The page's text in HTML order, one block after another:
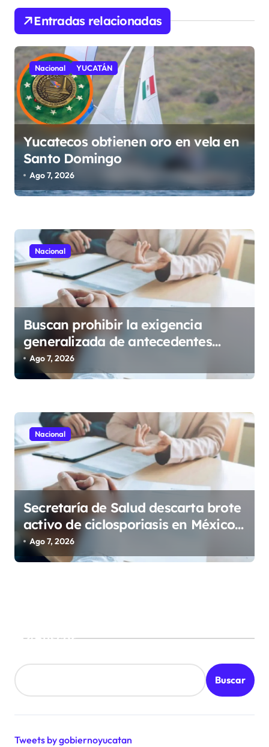
i
ó
n
d
e
e
n
t
a
a
s
Entradas relacionadas
Nacional YUCATÁN
Yucatecos obtienen oro en vela en
Santo Domingo
Ago 7, 2026
Nacional
Buscan prohibir la exigencia
generalizada de antecedentes
penales para obtener empleo en
México
Ago 7, 2026
Nacional
Secretaría de Salud descarta brote
activo de ciclosporiasis en México
y pide tranquilidad a la población
Ago 7, 2026
Buscar
Buscar
Tweets by gobiernoyucatan